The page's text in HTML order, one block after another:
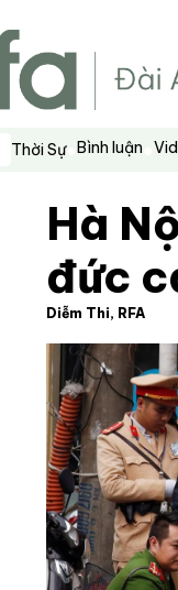
Thời Sự Bình luận
Hà
đức
Diễm Thi, RFA